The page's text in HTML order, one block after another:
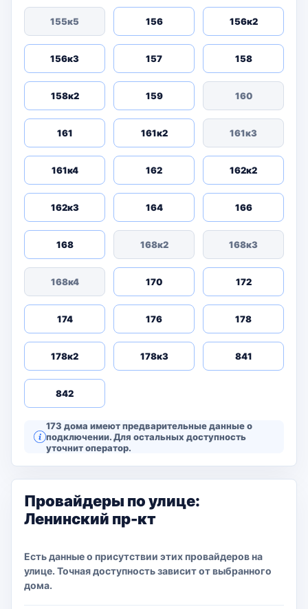
155к5 156 156к2
156к3 157 158
158к2 159 160
161 161к2 161к3
161к4 162 162к2
162к3 164 166
168 168к2 168к3
168к4 170 172
174 176 178
178к2 178к3 841
842
173 дома имеют предварительные данные о
подключении. Для остальных доступность
уточнит оператор.
Провайдеры по улице:
Ленинский пр-кт
Есть данные о присутствии этих провайдеров на
улице. Точная доступность зависит от выбранного
дома.